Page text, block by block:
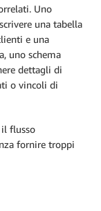
Uno
una tabella
e una
uno schema
dettagli di
o vincoli di
il flusso
fornire troppi